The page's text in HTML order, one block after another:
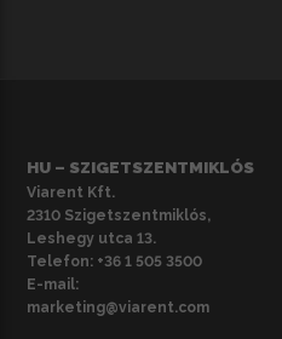
HU – SZIGETSZENTMIKLÓS
Viarent Kft.
2310 Szigetszentmiklós,
Leshegy utca 13.
Telefon: +36 1 505 3500
E-mail:
marketing@viarent.com